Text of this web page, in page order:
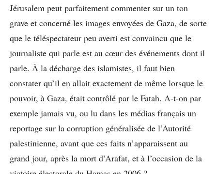
Jérusalem peut parfaitement commenter sur un ton
grave et concerné les images envoyées de Gaza, de sorte
que le téléspectateur peu averti est convaincu que le
journaliste qui parle est au cœur des événements dont il
parle. À la décharge des islamistes, il faut bien
constater qu’il en allait exactement de même lorsque le
pouvoir, à Gaza, était contrôlé par le Fatah. A-t-on par
exemple jamais vu, ou lu dans les médias français un
reportage sur la corruption généralisée de l’Autorité
palestinienne, avant que ces faits n’apparaissent au
grand jour, après la mort d’Arafat, et à l’occasion de la